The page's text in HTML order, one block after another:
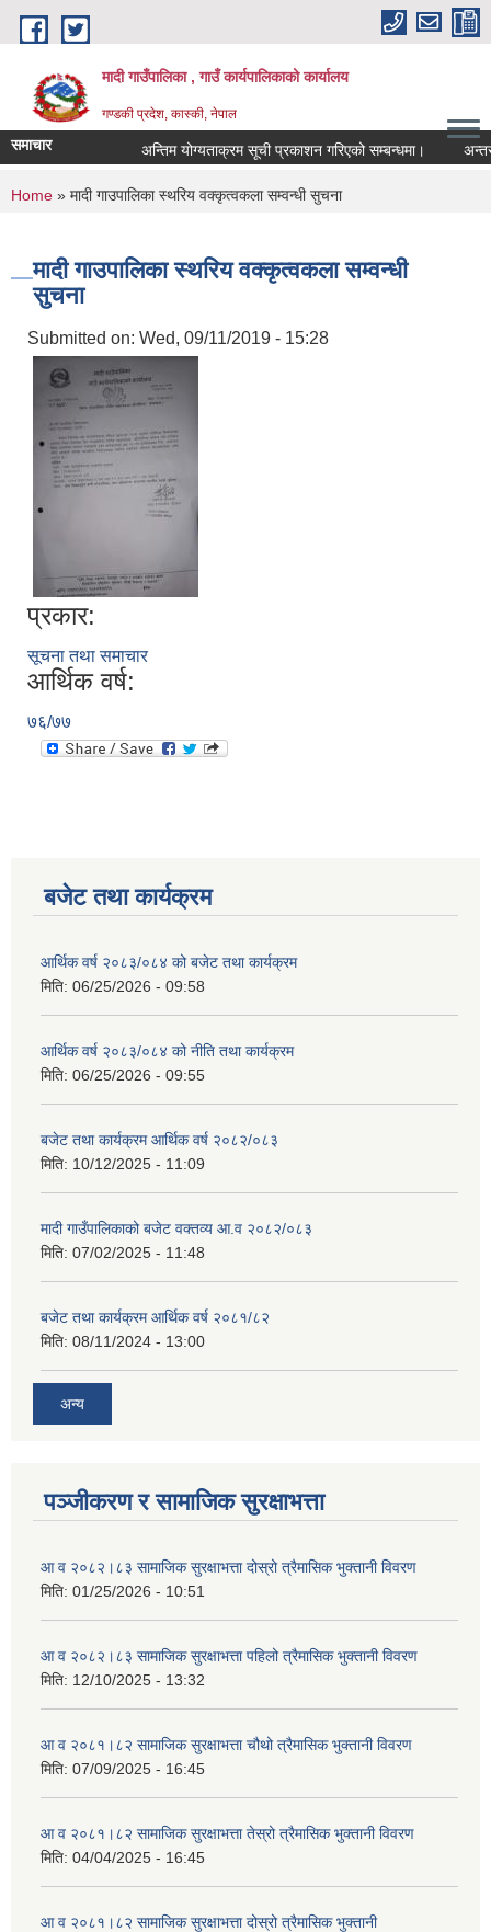
Skip to main content
मादी गाउँपालिका , गाउँ कार्यपालिकाको कार्यालय
गण्डकी प्रदेश, कास्की, नेपाल
समाचार अन्तिम योग्यताक्रम सूची प्रकाशन गरिएको सम्बन्धमा।
You are here
Home » मादी गाउपालिका स्थरिय वक्कृत्वकला सम्वन्धी सुचना
मादी गाउपालिका स्थरिय वक्कृत्वकला सम्वन्धी
सुचना
Submitted on: Wed, 09/11/2019 - 15:28
प्रकार:
सूचना तथा समाचार
आर्थिक वर्ष:
७६/७७
बजेट तथा कार्यक्रम
आर्थिक वर्ष २०८३/०८४ को बजेट तथा कार्यक्रम
मिति: 06/25/2026 - 09:58
आर्थिक वर्ष २०८३/०८४ को नीति तथा कार्यक्रम
मिति: 06/25/2026 - 09:55
बजेट तथा कार्यक्रम आर्थिक वर्ष २०८२/०८३
मिति: 10/12/2025 - 11:09
मादी गाउँपालिकाको बजेट वक्तव्य आ.व २०८२/०८३
मिति: 07/02/2025 - 11:48
बजेट तथा कार्यक्रम आर्थिक वर्ष २०८१/८२
मिति: 08/11/2024 - 13:00
अन्य
पञ्जीकरण र सामाजिक सुरक्षाभत्ता
आ व २०८२।८३ सामाजिक सुरक्षाभत्ता दोस्रो त्रैमासिक भुक्तानी विवरण
मिति: 01/25/2026 - 10:51
आ व २०८२।८३ सामाजिक सुरक्षाभत्ता पहिलो त्रैमासिक भुक्तानी विवरण
मिति: 12/10/2025 - 13:32
आ व २०८१।८२ सामाजिक सुरक्षाभत्ता चौथो त्रैमासिक भुक्तानी विवरण
मिति: 07/09/2025 - 16:45
आ व २०८१।८२ सामाजिक सुरक्षाभत्ता तेस्रो त्रैमासिक भुक्तानी विवरण
मिति: 04/04/2025 - 16:45
आ व २०८१।८२ सामाजिक सुरक्षाभत्ता दोस्रो त्रैमासिक भुक्तानी